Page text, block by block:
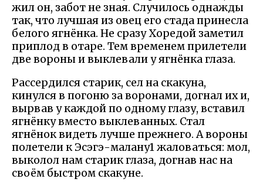
жил он, забот не зная. Случилось однажды
так, что лучшая из овец его стада принесла
белого ягнёнка. Не сразу Хоредой заметил
приплод в отаре. Тем временем прилетели
две вороны и выклевали у ягнёнка глаза.
Рассердился старик, сел на скакуна,
кинулся в погоню за воронами, догнал их и,
вырвав у каждой по одному глазу, вставил
ягнёнку вместо выклеванных. Стал
ягнёнок видеть лучше прежнего. А вороны
полетели к Эсэгэ-малану1 жаловаться: мол,
выколол нам старик глаза, догнав нас на
своём быстром скакуне.